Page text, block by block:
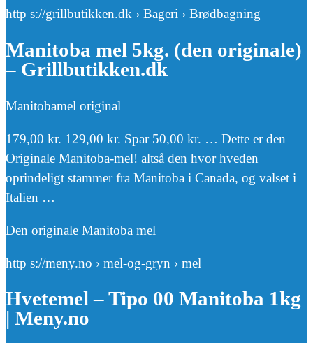
http s://grillbutikken.dk › Bageri › Brødbagning
Manitoba mel 5kg. (den originale)
– Grillbutikken.dk
Manitobamel original
179,00 kr. 129,00 kr. Spar 50,00 kr. … Dette er den
Originale Manitoba-mel! altså den hvor hveden
oprindeligt stammer fra Manitoba i Canada, og valset i
Italien …
Den originale Manitoba mel
http s://meny.no › mel-og-gryn › mel
Hvetemel – Tipo 00 Manitoba 1kg
| Meny.no